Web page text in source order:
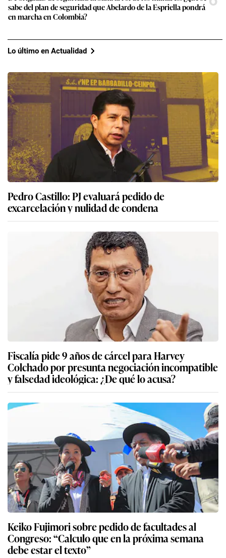
sabe del plan de seguridad que Abelardo de la Espriella pondrá
en marcha en Colombia?
Lo último en Actualidad
Pedro Castillo: PJ evaluará pedido de
excarcelación y nulidad de condena
Fiscalía pide 9 años de cárcel para Harvey
Colchado por presunta negociación incompatible
y falsedad ideológica: ¿De qué lo acusa?
Keiko Fujimori sobre pedido de facultades al
Congreso: “Calculo que en la próxima semana
debe estar el texto”